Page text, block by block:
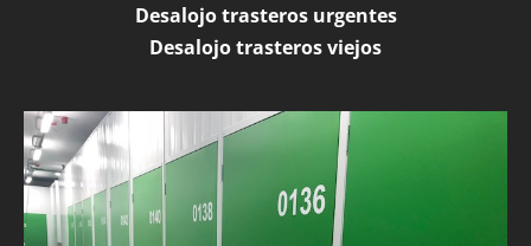
Desalojo trasteros urgentes
Desalojo trasteros viejos